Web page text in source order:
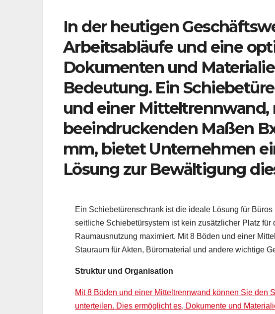
In der heutigen
Arbeitsabläufe und eine
Dokumenten und
Bedeutung. Ein
und einer Mitteltrennwand,
beeindruckenden Maßen
mm, bietet Unternehmen
Lösung zur Bewältigung
Ein Schiebetürenschrank ist die ideale Lösung für
seitliche Schiebetürsystem ist kein zusätzlicher Platz
Raumausnutzung maximiert. Mit 8 Böden und einer
Stauraum für Akten, Büromaterial und andere wichtige
Struktur und Organisation
Mit 8 Böden und einer Mitteltrennwand können Sie den
unterteilen. Dies ermöglicht es, Dokumente und